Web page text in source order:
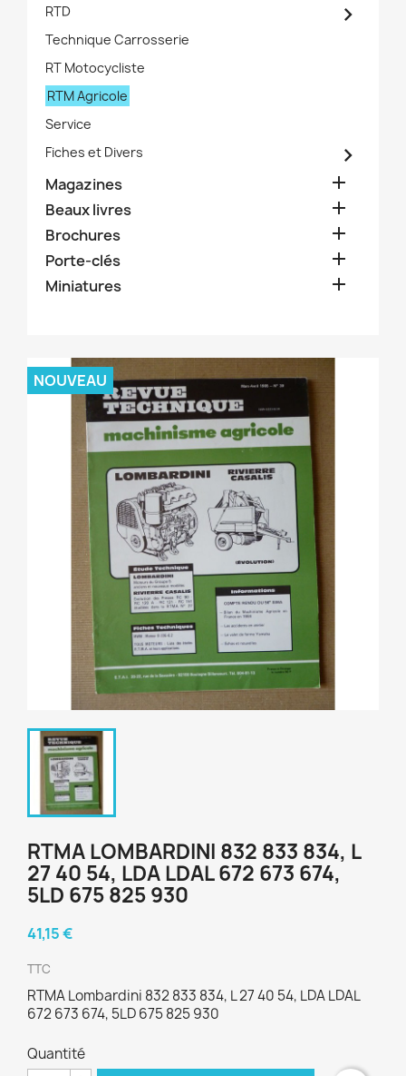
RTD 
Technique Carrosserie
RT Motocycliste
RTM Agricole
Service
Fiches et Divers

Magazines 
Beaux livres 
Brochures 
Porte-clés 
Miniatures 
NOUVEAU
RTMA LOMBARDINI 832 833 834, L
27 40 54, LDA LDAL 672 673 674,
5LD 675 825 930
41,15 €
TTC
RTMA Lombardini 832 833 834, L 27 40 54, LDA LDAL
672 673 674, 5LD 675 825 930
Quantité